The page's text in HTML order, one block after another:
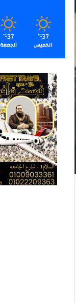
37
℃
الخميس
37
℃
الجمعة